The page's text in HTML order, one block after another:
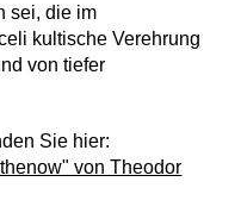
sei, die im
kultische Verehrung
von tiefer
Sie hier:
von Theodor